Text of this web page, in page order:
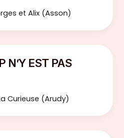
et Alix (Asson)
N’Y EST PAS
Curieuse (Arudy)